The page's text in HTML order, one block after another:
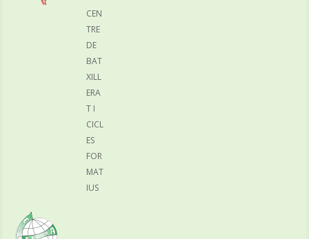
CEN
TRE
DE
BAT
XILL
ERA
T I
CICL
ES
FOR
MAT
IUS